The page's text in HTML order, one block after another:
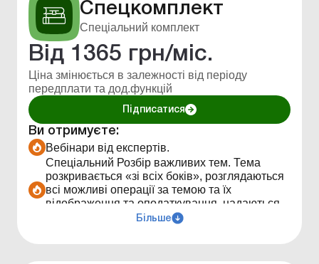
новинами.
Персональний супровід менеджером по
використанню сервісів Uteka.
Світ позитиву - щомісячні позитивні шпалери-
календар на робочий стіл.
Спецкомплект
Спеціальний комплект
Від 1365 грн/міс.
Ціна змінюється в залежності від періоду
передплати та дод.функцій
Підписатися
Ви отримуєте:
Вебінари від експертів.
Спеціальний Розбір важливих тем. Тема
розкривається «зі всіх боків», розглядаються
всі можливі операції за темою та їх
відображення та оподаткування, надаються
поради для оптимального рішення.
Більше